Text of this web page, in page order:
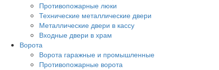
Противопожарные люки
Технические металлические двери
Металлические двери в кассу
Входные двери в храм
Ворота
Ворота гаражные и промышленные
Противопожарные ворота